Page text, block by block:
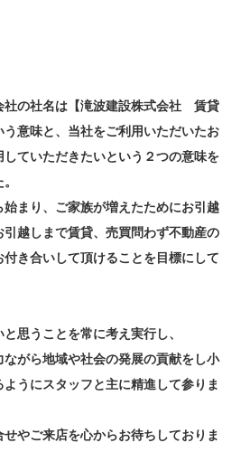
社の社名は 【滝波建設株式会社 賃貸
意味と、 当社をご利用いただいたお
していただきたいという２つの意味を
まり、 ご家族が増えたためにお引越
引越しまで賃貸、売買問わず不動産の
付き合いして頂けることを目標にして
思うことを常に考え実行し、
がら地域や社会の発展の貢献をし小
うにスタッフと主に精進して参りま
やご来店を心からお待ちしておりま